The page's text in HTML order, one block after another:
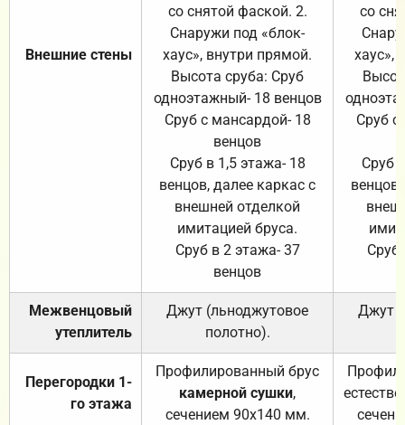
Внешние стены
со снятой фаской. 2.
Снаружи под «блок-
хаус», внутри прямой.
Высота сруба: Сруб
одноэтажный- 18 венцов
Сруб с мансардой- 18
венцов
Сруб в 1,5 этажа- 18
венцов, далее каркас с
внешней отделкой
имитацией бруса.
Сруб в 2 этажа- 37
венцов
со
хаус»,
Сруб с
Сруб
Сруб
Межвенцовый
утеплитель
Джут (льноджутовое
полотно).
Джут
Перегородки 1-
го этажа
Профилированный брус
камерной сушки,
сечением 90х140 мм.